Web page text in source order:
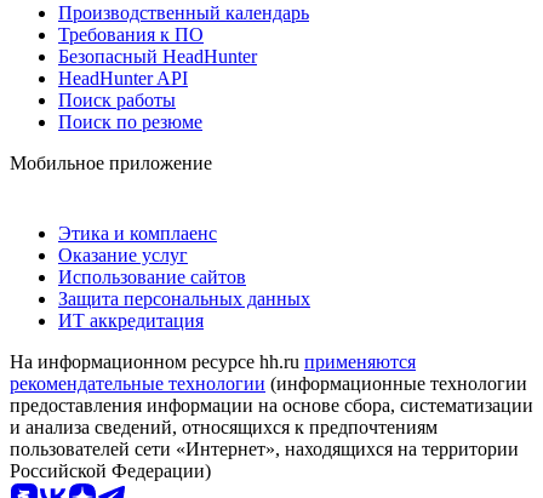
Производственный календарь
Требования к ПО
Безопасный HeadHunter
HeadHunter API
Поиск работы
Поиск по резюме
Мобильное приложение
Этика и комплаенс
Оказание услуг
Использование сайтов
Защита персональных данных
ИТ аккредитация
На информационном ресурсе hh.ru применяются
рекомендательные технологии (информационные технологии
предоставления информации на основе сбора, систематизации
и анализа сведений, относящихся к предпочтениям
пользователей сети «Интернет», находящихся на территории
Российской Федерации)